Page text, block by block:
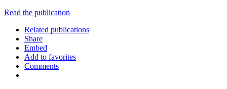
Read the publication
Related publications
Share
Embed
Add to favorites
Comments